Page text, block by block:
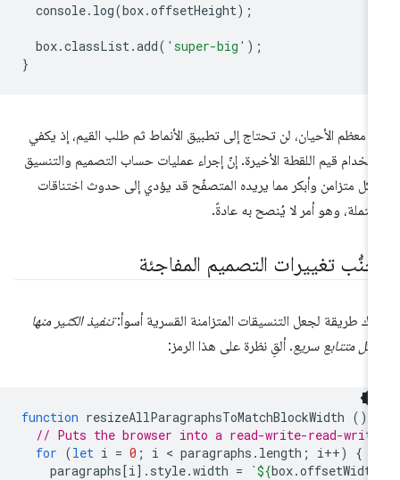
console.log(box.offsetHeight
box.classList.add('super-big'
معظم الأحيان، لن تحتاج إلى تطبيق الأنماط ثم طلب القيم، إذ يكفي
قيم اللقطة الأخيرة. إنّ إجراء عمليات حساب التصميم والتنسيق
متزامن وأبكر مما يريده المتصفّح قد يؤدي إلى حدوث اختناقات
وهو أمر لا يُنصح به عادةً.
تغييرات التصميم المفاجئة
طريقة لجعل التنسيقات المتزامنة القسرية أسوأ:تنفيذ الكثير منها
متتابع سريع. ألقِ نظرة على هذا الرمز:
function resizeAllParagraphsToMatchBlockWidth
// Puts the browser into a read-write-read-
for ( let = 0 < paragraphs.length; i ++
paragraphs [ i].style.width = `${box.offsetWidth